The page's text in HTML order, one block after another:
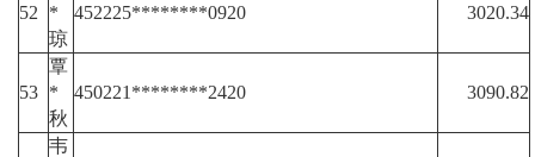
52
*
琼
452225********0920 3020.34
53
覃
*
秋
450221********2420 3090.82
韦